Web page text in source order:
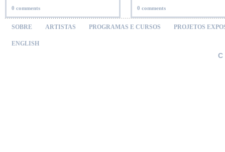
0 comments
0 comments
SOBRE ARTISTAS PROGRAMAS E CURSOS PROJETOS
ENGLISH